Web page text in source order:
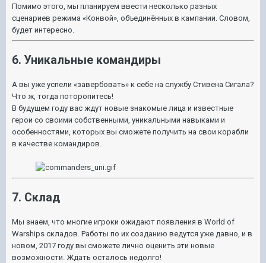
Помимо этого, мы планируем ввести несколько разных
сценариев режима «Конвой», объединённых в кампании. Словом,
будет интересно.
6. Уникальные командиры
А вы уже успели «завербовать» к себе на службу Стивена Сигала?
Что ж, тогда поторопитесь!
В будущем году вас ждут новые знакомые лица и известные
герои со своими собственными, уникальными навыками и
особенностями, которых вы сможете получить на свои корабли
в качестве командиров.
7. Склад
Мы знаем, что многие игроки ожидают появления в World of
Warships складов. Работы по их созданию ведутся уже давно, и в
новом, 2017 году вы сможете лично оценить эти новые
возможности. Ждать осталось недолго!